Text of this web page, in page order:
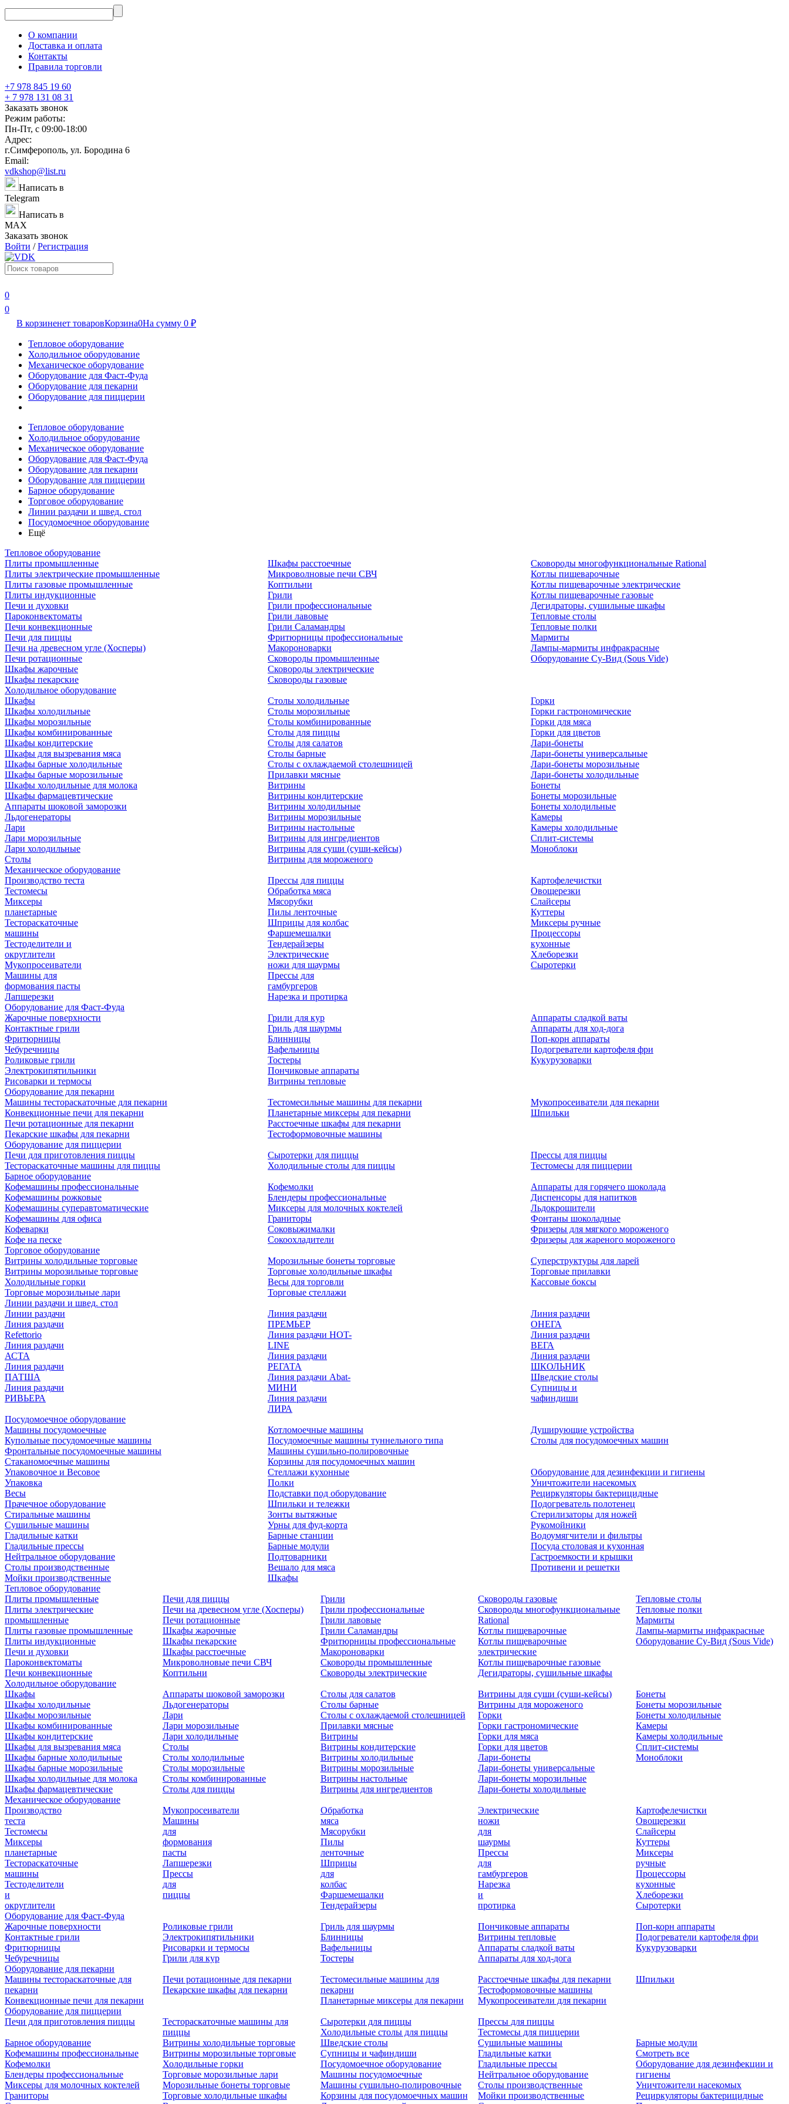
О компании
Доставка и оплата
Контакты
Правила торговли
+7 978 845 19 60
+ 7 978 131 08 31
Заказать звонок
Режим работы:
Пн-Пт, с 09:00-18:00
Адрес:
г.Симферополь, ул. Бородина 6
Email:
vdkshop@list.ru
Написать в
Telegram
Написать в
MAX
Заказать звонок
Войти /Регистрация
0
0
В корзиненет товаровКорзина0На сумму 0 ₽
Тепловое оборудование
Холодильное оборудование
Механическое оборудование
Оборудование для Фаст-Фуда
Оборудование для пекарни
Оборудование для пиццерии
Тепловое оборудование
Холодильное оборудование
Механическое оборудование
Оборудование для Фаст-Фуда
Оборудование для пекарни
Оборудование для пиццерии
Барное оборудование
Торговое оборудование
Линии раздачи и швед. стол
Посудомоечное оборудование
Ещё
Тепловое оборудование
Плиты промышленные
Плиты электрические промышленные
Плиты газовые промышленные
Плиты индукционные
Печи и духовки
Пароконвектоматы
Печи конвекционные
Печи для пиццы
Печи на древесном угле (Хосперы)
Печи ротационные
Шкафы жарочные
Шкафы пекарские
Шкафы расстоечные
Микроволновые печи СВЧ
Коптильни
Грили
Грили профессиональные
Грили лавовые
Грили Саламандры
Фритюрницы профессиональные
Макороноварки
Сковороды промышленные
Сковороды электрические
Сковороды газовые
Сковороды многофункциональные Rational
Котлы пищеварочные
Котлы пищеварочные электрические
Котлы пищеварочные газовые
Дегидраторы, сушильные шкафы
Тепловые столы
Тепловые полки
Мармиты
Лампы-мармиты инфракрасные
Оборудование Су-Вид (Sous Vide)
Холодильное оборудование
Шкафы
Шкафы холодильные
Шкафы морозильные
Шкафы комбинированные
Шкафы кондитерские
Шкафы для вызревания мяса
Шкафы барные холодильные
Шкафы барные морозильные
Шкафы холодильные для молока
Шкафы фармацевтические
Аппараты шоковой заморозки
Льдогенераторы
Лари
Лари морозильные
Лари холодильные
Столы
Столы холодильные
Столы морозильные
Столы комбинированные
Столы для пиццы
Столы для салатов
Столы барные
Столы с охлаждаемой столешницей
Прилавки мясные
Витрины
Витрины кондитерские
Витрины холодильные
Витрины морозильные
Витрины настольные
Витрины для ингредиентов
Витрины для суши (суши-кейсы)
Витрины для мороженого
Горки
Горки гастрономические
Горки для мяса
Горки для цветов
Лари-бонеты
Лари-бонеты универсальные
Лари-бонеты морозильные
Лари-бонеты холодильные
Бонеты
Бонеты морозильные
Бонеты холодильные
Камеры
Камеры холодильные
Сплит-системы
Моноблоки
Механическое оборудование
Производство теста
Тестомесы
Миксеры
планетарные
Тестораскаточные
машины
Тестоделители и
округлители
Мукопросеиватели
Машины для
формования пасты
Лапшерезки
Прессы для пиццы
Обработка мяса
Мясорубки
Пилы ленточные
Шприцы для колбас
Фаршемешалки
Тендерайзеры
Электрические
ножи для шаурмы
Прессы для
гамбургеров
Нарезка и протирка
Картофелечистки
Овощерезки
Слайсеры
Куттеры
Миксеры ручные
Процессоры
кухонные
Хлеборезки
Сыротерки
Оборудование для Фаст-Фуда
Жарочные поверхности
Контактные грили
Фритюрницы
Чебуречницы
Роликовые грили
Электрокипятильники
Рисоварки и термосы
Грили для кур
Гриль для шаурмы
Блинницы
Вафельницы
Тостеры
Пончиковые аппараты
Витрины тепловые
Аппараты сладкой ваты
Аппараты для ход-дога
Поп-корн аппараты
Подогреватели картофеля фри
Кукурузоварки
Оборудование для пекарни
Машины тестораскаточные для пекарни
Конвекционные печи для пекарни
Печи ротационные для пекарни
Пекарские шкафы для пекарни
Тестомесильные машины для пекарни
Планетарные миксеры для пекарни
Расстоечные шкафы для пекарни
Тестоформовочные машины
Мукопросеиватели для пекарни
Шпильки
Оборудование для пиццерии
Печи для приготовления пиццы
Тестораскаточные машины для пиццы
Сыротерки для пиццы
Холодильные столы для пиццы
Прессы для пиццы
Тестомесы для пиццерии
Барное оборудование
Кофемашины профессиональные
Кофемашины рожковые
Кофемашины суперавтоматические
Кофемашины для офиса
Кофеварки
Кофе на песке
Кофемолки
Блендеры профессиональные
Миксеры для молочных коктелей
Граниторы
Соковыжималки
Сокоохладители
Аппараты для горячего шоколада
Диспенсоры для напитков
Льдокрошители
Фонтаны шоколадные
Фризеры для мягкого мороженого
Фризеры для жареного мороженого
Торговое оборудование
Витрины холодильные торговые
Витрины морозильные торговые
Холодильные горки
Торговые морозильные лари
Морозильные бонеты торговые
Торговые холодильные шкафы
Весы для торговли
Торговые стеллажи
Суперструктуры для ларей
Торговые прилавки
Кассовые боксы
Линии раздачи и швед. стол
Линии раздачи
Линия раздачи
Refettorio
Линия раздачи
АСТА
Линия раздачи
ПАТША
Линия раздачи
РИВЬЕРА
Линия раздачи
ПРЕМЬЕР
Линия раздачи HOT-
LINE
Линия раздачи
РЕГАТА
Линия раздачи Abat-
МИНИ
Линия раздачи
ЛИРА
Линия раздачи
ОНЕГА
Линия раздачи
ВЕГА
Линия раздачи
ШКОЛЬНИК
Шведские столы
Супницы и
чафиндиши
Посудомоечное оборудование
Машины посудомоечные
Купольные посудомоечные машины
Фронтальные посудомоечные машины
Стаканомоечные машины
Котломоечные машины
Посудомоечные машины туннельного типа
Машины сушильно-полировочные
Корзины для посудомоечных машин
Душирующие устройства
Столы для посудомоечных машин
Упаковочное и Весовое
Упаковка
Весы
Прачечное оборудование
Стиральные машины
Сушильные машины
Гладильные катки
Гладильные прессы
Нейтральное оборудование
Столы производственные
Мойки производственные
Стеллажи кухонные
Полки
Подставки под оборудование
Шпильки и тележки
Зонты вытяжные
Урны для фуд-корта
Барные станции
Барные модули
Подтоварники
Вешало для мяса
Шкафы
Оборудование для дезинфекции и гигиены
Уничтожители насекомых
Рециркуляторы бактерицидные
Подогреватель полотенец
Стерилизаторы для ножей
Рукомойники
Водоумягчители и фильтры
Посуда столовая и кухонная
Гастроемкости и крышки
Противени и решетки
Тепловое оборудование
Плиты промышленные
Плиты электрические
промышленные
Плиты газовые промышленные
Плиты индукционные
Печи и духовки
Пароконвектоматы
Печи конвекционные
Печи для пиццы
Печи на древесном угле (Хосперы)
Печи ротационные
Шкафы жарочные
Шкафы пекарские
Шкафы расстоечные
Микроволновые печи СВЧ
Коптильни
Грили
Грили профессиональные
Грили лавовые
Грили Саламандры
Фритюрницы профессиональные
Макороноварки
Сковороды промышленные
Сковороды электрические
Сковороды газовые
Сковороды многофункциональные
Rational
Котлы пищеварочные
Котлы пищеварочные
электрические
Котлы пищеварочные газовые
Дегидраторы, сушильные шкафы
Тепловые столы
Тепловые полки
Мармиты
Лампы-мармиты инфракрасные
Оборудование Су-Вид (Sous Vide)
Холодильное оборудование
Шкафы
Шкафы холодильные
Шкафы морозильные
Шкафы комбинированные
Шкафы кондитерские
Шкафы для вызревания мяса
Шкафы барные холодильные
Шкафы барные морозильные
Шкафы холодильные для молока
Шкафы фармацевтические
Аппараты шоковой заморозки
Льдогенераторы
Лари
Лари морозильные
Лари холодильные
Столы
Столы холодильные
Столы морозильные
Столы комбинированные
Столы для пиццы
Столы для салатов
Столы барные
Столы с охлаждаемой столешницей
Прилавки мясные
Витрины
Витрины кондитерские
Витрины холодильные
Витрины морозильные
Витрины настольные
Витрины для ингредиентов
Витрины для суши (суши-кейсы)
Витрины для мороженого
Горки
Горки гастрономические
Горки для мяса
Горки для цветов
Лари-бонеты
Лари-бонеты универсальные
Лари-бонеты морозильные
Лари-бонеты холодильные
Бонеты
Бонеты морозильные
Бонеты холодильные
Камеры
Камеры холодильные
Сплит-системы
Моноблоки
Механическое оборудование
Производство
теста
Тестомесы
Миксеры
планетарные
Тестораскаточные
машины
Тестоделители
и
округлители
Мукопросеиватели
Машины
для
формования
пасты
Лапшерезки
Прессы
для
пиццы
Обработка
мяса
Мясорубки
Пилы
ленточные
Шприцы
для
колбас
Фаршемешалки
Тендерайзеры
Электрические
ножи
для
шаурмы
Прессы
для
гамбургеров
Нарезка
и
протирка
Картофелечистки
Овощерезки
Слайсеры
Куттеры
Миксеры
ручные
Процессоры
кухонные
Хлеборезки
Сыротерки
Оборудование для Фаст-Фуда
Жарочные поверхности
Контактные грили
Фритюрницы
Чебуречницы
Роликовые грили
Электрокипятильники
Рисоварки и термосы
Грили для кур
Гриль для шаурмы
Блинницы
Вафельницы
Тостеры
Пончиковые аппараты
Витрины тепловые
Аппараты сладкой ваты
Аппараты для ход-дога
Поп-корн аппараты
Подогреватели картофеля фри
Кукурузоварки
Оборудование для пекарни
Машины тестораскаточные для
пекарни
Конвекционные печи для пекарни
Печи ротационные для пекарни
Пекарские шкафы для пекарни
Тестомесильные машины для
пекарни
Планетарные миксеры для пекарни
Расстоечные шкафы для пекарни
Тестоформовочные машины
Мукопросеиватели для пекарни
Шпильки
Оборудование для пиццерии
Печи для приготовления пиццы
Тестораскаточные машины для
пиццы
Сыротерки для пиццы
Холодильные столы для пиццы
Прессы для пиццы
Тестомесы для пиццерии
Барное оборудование
Кофемашины профессиональные
Кофемолки
Блендеры профессиональные
Миксеры для молочных коктелей
Граниторы
Витрины холодильные торговые
Витрины морозильные торговые
Холодильные горки
Торговые морозильные лари
Морозильные бонеты торговые
Торговые холодильные шкафы
Шведские столы
Супницы и чафиндиши
Посудомоечное оборудование
Машины посудомоечные
Машины сушильно-полировочные
Корзины для посудомоечных машин
Сушильные машины
Гладильные катки
Гладильные прессы
Нейтральное оборудование
Столы производственные
Мойки производственные
Барные модули
Смотреть все
Оборудование для дезинфекции и
гигиены
Уничтожители насекомых
Рециркуляторы бактерицидные